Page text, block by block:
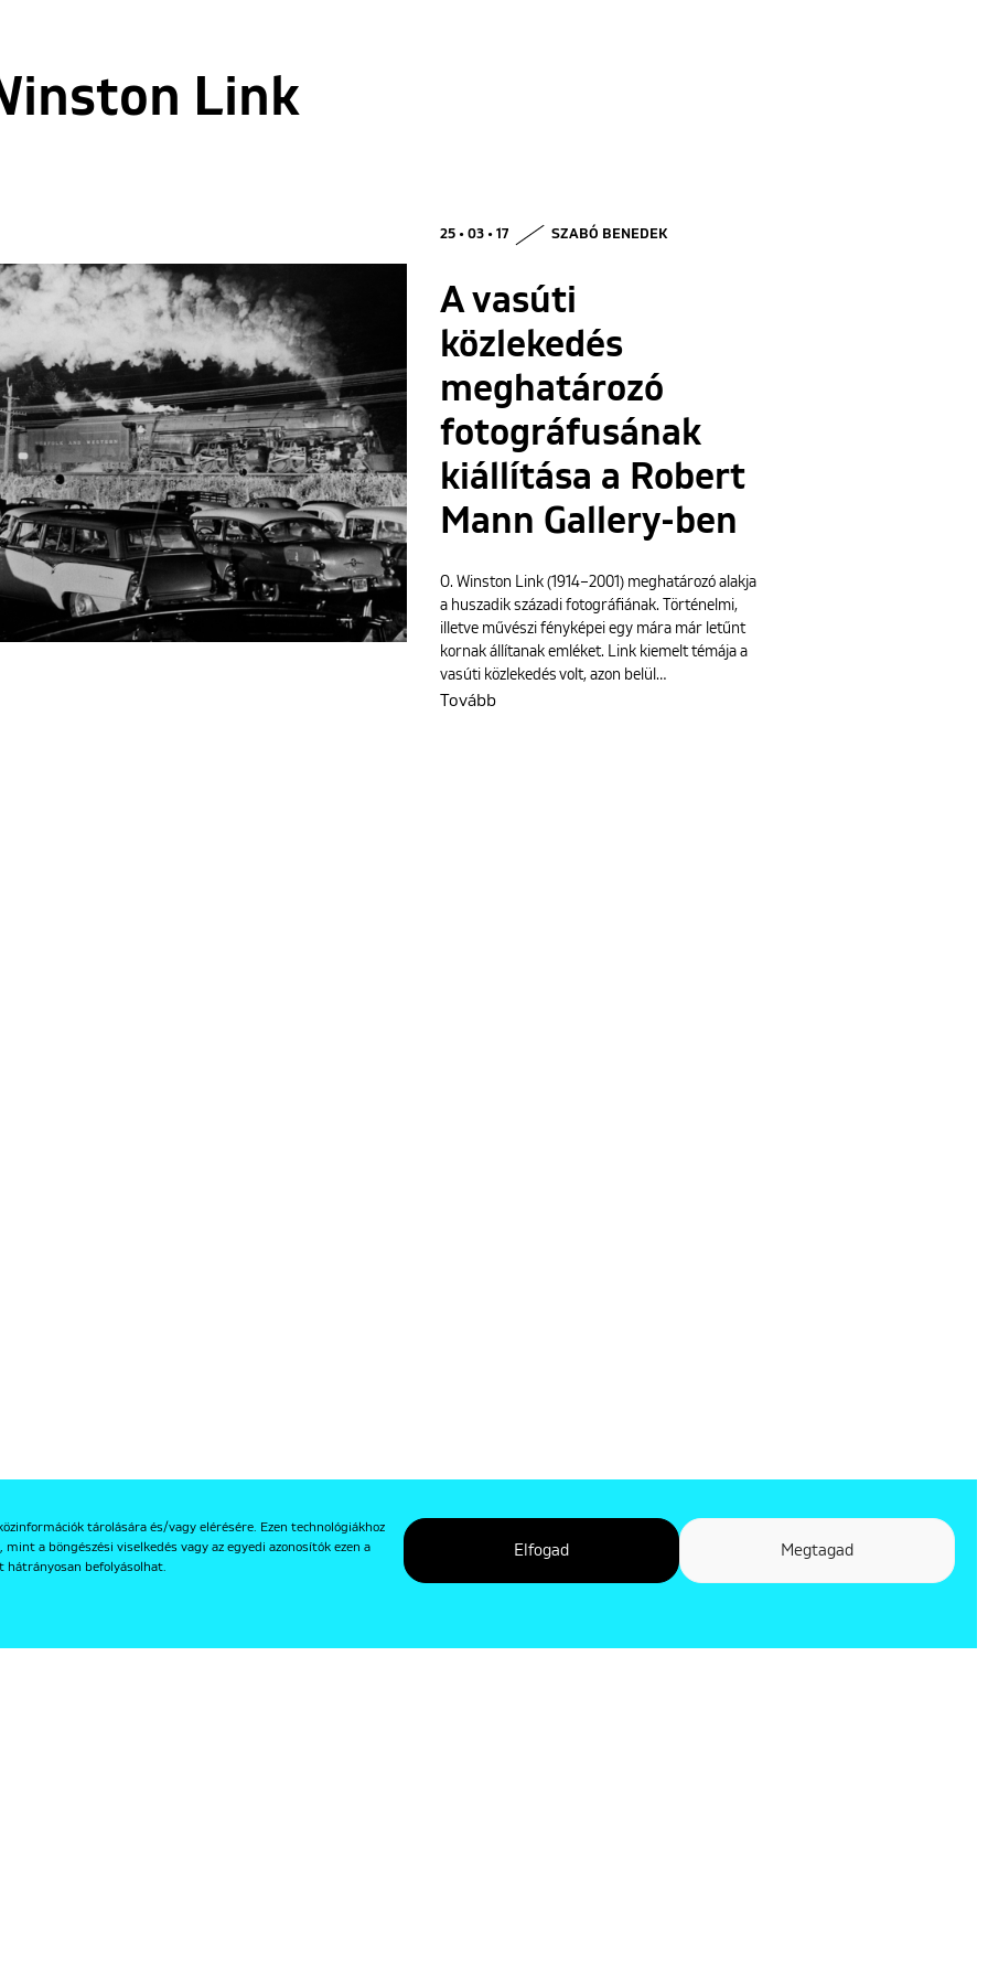
tárolására és/vagy elérésére. Ezen technológiákhoz
a böngészési viselkedés vagy az egyedi azonosítók ezen a
hátrányosan befolyásolhat.
Elfogad Megtagad
Link
25 • 03 • 17 SZABÓ BENEDEK
A vasúti
közlekedés
meghatározó
fotográfusának
kiállítása a Robert
Mann Gallery-ben
O. Winston Link (1914–2001) meghatározó alakja
a huszadik századi fotográfiának. Történelmi,
illetve művészi fényképei egy mára már letűnt
kornak állítanak emléket. Link kiemelt témája a
vasúti közlekedés volt, azon belül…
Tovább